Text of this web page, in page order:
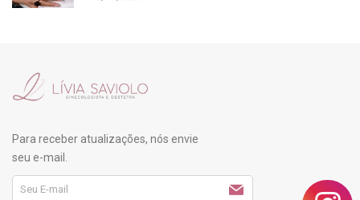
Para receber atualizações, nós envie
seu e-mail.